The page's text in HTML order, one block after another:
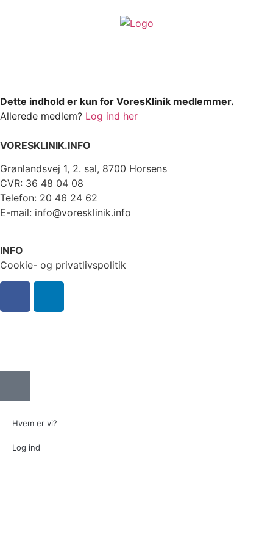
Dette indhold er kun for VoresKlinik medlemmer.
Allerede medlem? Log ind her
VORESKLINIK.INFO
Grønlandsvej 1, 2. sal, 8700 Horsens
CVR: 36 48 04 08
Telefon: 20 46 24 62
E-mail: info@voresklinik.info
INFO
Cookie- og privatlivspolitik
Hvem er vi?
Log ind